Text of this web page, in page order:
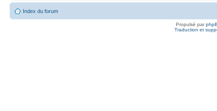
Index du forum
Propulsé par
Traduction et